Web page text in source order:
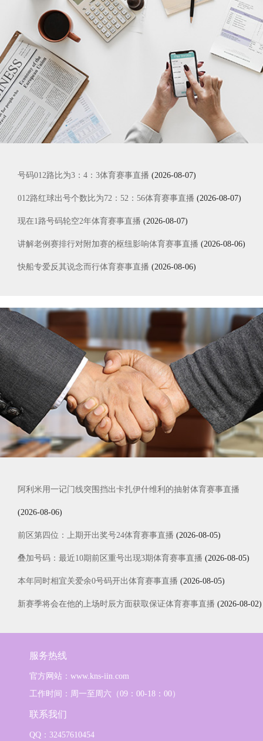
号码012路比为3：4：3体育赛事直播 (2026-08-07)
012路红球出号个数比为72：52：56体育赛事直播 (2026-08-07)
现在1路号码轮空2年体育赛事直播 (2026-08-07)
讲解老例赛排行对附加赛的枢纽影响体育赛事直播 (2026-08-06)
快船专爱反其说念而行体育赛事直播 (2026-08-06)
阿利米用一记门线突围挡出卡扎伊什维利的抽射体育赛事直播
(2026-08-06)
前区第四位：上期开出奖号24体育赛事直播 (2026-08-05)
叠加号码：最近10期前区重号出现3期体育赛事直播 (2026-08-05)
本年同时相宜关爱余0号码开出体育赛事直播 (2026-08-05)
新赛季将会在他的上场时辰方面获取保证体育赛事直播 (2026-08-02)
服务热线
官方网站：www.kns-iin.com
工作时间：周一至周六（09：00-18：00）
联系我们
QQ：32457610454